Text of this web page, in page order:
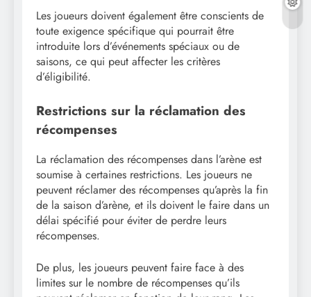
Les joueurs doivent également être conscients de
toute exigence spécifique qui pourrait être
introduite lors d’événements spéciaux ou de
saisons, ce qui peut affecter les critères
d’éligibilité.
Restrictions sur la réclamation des
récompenses
La réclamation des récompenses dans l’arène est
soumise à certaines restrictions. Les joueurs ne
peuvent réclamer des récompenses qu’après la fin
de la saison d’arène, et ils doivent le faire dans un
délai spécifié pour éviter de perdre leurs
récompenses.
De plus, les joueurs peuvent faire face à des
limites sur le nombre de récompenses qu’ils